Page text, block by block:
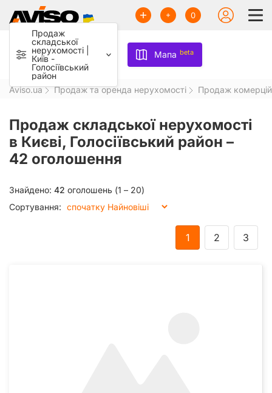
0
Продаж
складської
нерухомості |
Київ -
Голосіївський
район
Мапа beta
Aviso.ua Продаж та оренда нерухомості Продаж
Продаж складської нерухомості
в Києві, Голосіївський район –
42 оголошення
Сортування:
Знайдено: 42 оголошень (1 – 20)
1 2 3